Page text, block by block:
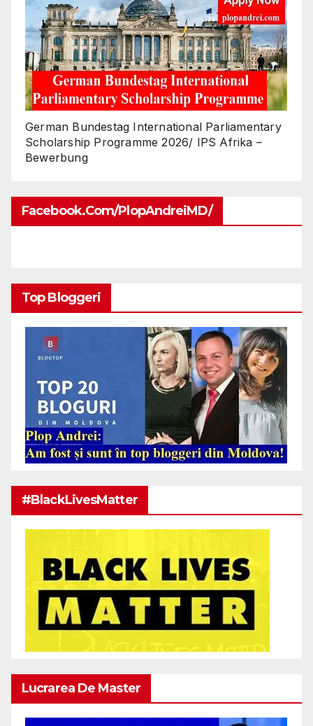
German Bundestag International Parliamentary
Scholarship Programme 2026/ IPS Afrika –
Bewerbung
Facebook.com/PlopAndreiMD/
Top Bloggeri
#BlackLivesMatter
Lucrarea De Master